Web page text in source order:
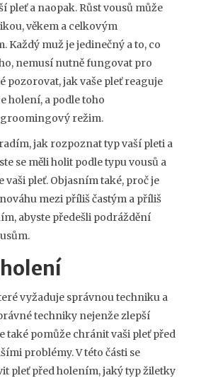
pleť a naopak. Růst vousů může
věkem a celkovým
Každý muž je jedinečný a to, co
nemusí nutně fungovat pro
pozorovat, jak vaše pleť reaguje
holení, a podle toho
režim.
jak rozpoznat typ vaší pleti a
se měli holit podle typu vousů a
pleť. Objasním také, proč je
mezi příliš častým a příliš
abyste předešli podráždění
vyžaduje správnou techniku a
techniky nejenže zlepší
také pomůže chránit vaši pleť před
problémy. V této části se
pleť před holením, jaký typ žiletky